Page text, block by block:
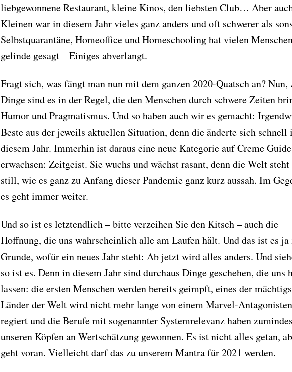
liebgewonnene Restaurant, kleine Kinos, den liebsten Club… Aber
Kleinen war in diesem Jahr vieles ganz anders und oft schwerer als
Selbstquarantäne, Homeoffice und Homeschooling hat vielen
gelinde gesagt – Einiges abverlangt.
Fragt sich, was fängt man nun mit dem ganzen 2020-Quatsch an? Nun,
Dinge sind es in der Regel, die den Menschen durch schwere Zeiten
Humor und Pragmatismus. Und so haben auch wir es gemacht:
Beste aus der jeweils aktuellen Situation, denn die änderte sich schnell
diesem Jahr. Immerhin ist daraus eine neue Kategorie auf Creme
erwachsen: Zeitgeist. Sie wuchs und wächst rasant, denn die Welt
still, wie es ganz zu Anfang dieser Pandemie ganz kurz aussah. Im
es geht immer weiter.
Und so ist es letztendlich – bitte verzeihen Sie den Kitsch – auch die
Hoffnung, die uns wahrscheinlich alle am Laufen hält. Und das ist es
Grunde, wofür ein neues Jahr steht: Ab jetzt wird alles anders. Und
so ist es. Denn in diesem Jahr sind durchaus Dinge geschehen, die uns
lassen: die ersten Menschen werden bereits geimpft, eines der
Länder der Welt wird nicht mehr lange von einem Marvel-Antagonisten
regiert und die Berufe mit sogenannter Systemrelevanz haben
unseren Köpfen an Wertschätzung gewonnen. Es ist nicht alles getan,
geht voran. Vielleicht darf das zu unserem Mantra für 2021 werden.